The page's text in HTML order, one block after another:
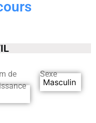
de
Sexe
Masculin